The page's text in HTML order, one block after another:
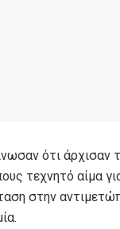
ότι άρχισαν
τεχνητό αίμα
στην